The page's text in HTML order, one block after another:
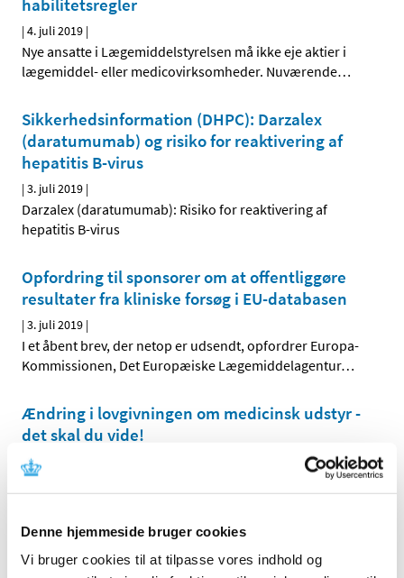
Denne hjemmeside bruger cookies
Vi bruger cookies til at tilpasse vores indhold og
habilitetsregler
|4. juli 2019 |
Nye ansatte i Lægemiddelstyrelsen må ikke eje aktier i
lægemiddel- eller medicovirksomheder. Nuværende…
Sikkerhedsinformation (DHPC): Darzalex
(daratumumab) og risiko for reaktivering af
hepatitis B-virus
|3. juli 2019 |
Darzalex (daratumumab): Risiko for reaktivering af
hepatitis B-virus
Opfordring til sponsorer om at offentliggøre
resultater fra kliniske forsøg i EU-databasen
|3. juli 2019 |
I et åbent brev, der netop er udsendt, opfordrer Europa-
Kommissionen, Det Europæiske Lægemiddelagentur…
Ændring i lovgivningen om medicinsk udstyr -
det skal du vide!
|2. juli 2019
To nye europæiske forordninger erstatter de tre
Ny blanket til tilbagekaldelsesbrev